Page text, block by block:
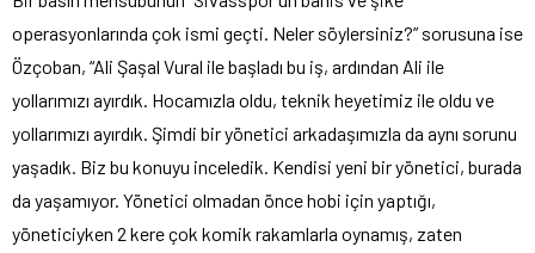
operasyonlarında çok ismi geçti. Neler söylersiniz?” sorusuna ise
Özçoban, “Ali Şaşal Vural ile başladı bu iş, ardından Ali ile
yollarımızı ayırdık. Hocamızla oldu, teknik heyetimiz ile oldu ve
yollarımızı ayırdık. Şimdi bir yönetici arkadaşımızla da aynı sorunu
yaşadık. Biz bu konuyu inceledik. Kendisi yeni bir yönetici, burada
da yaşamıyor. Yönetici olmadan önce hobi için yaptığı,
yöneticiyken 2 kere çok komik rakamlarla oynamış, zaten